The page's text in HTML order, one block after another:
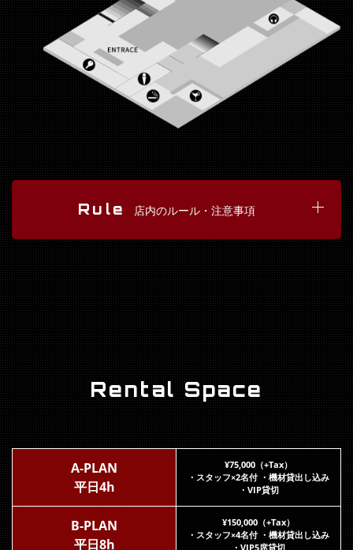
Rule 店内のルール・注意事項
Rental Space
A-PLAN
平日4h
¥75,000（+Tax）
・スタッフ×2名付 ・機材貸出し込み
・VIP貸切
B-PLAN
平日8h
¥150,000（+Tax）
・スタッフ×4名付 ・機材貸出し込み
・VIP5席貸切